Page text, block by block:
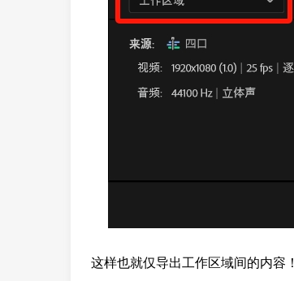
这样也就仅导出工作区域间的内容！